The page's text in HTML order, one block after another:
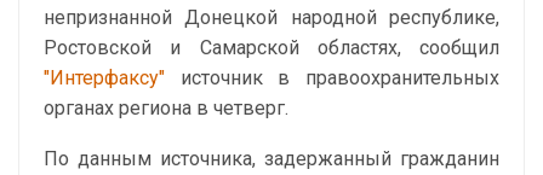
непризнанной Донецкой народной республике,
Ростовской и Самарской областях, сообщил
"Интерфаксу" источник в правоохранительных
органах региона в четверг.
По данным источника, задержанный гражданин